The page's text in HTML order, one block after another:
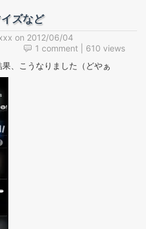
ズなど
on 2012/06/04
1 comment | 610 views
、こうなりました（どやぁ